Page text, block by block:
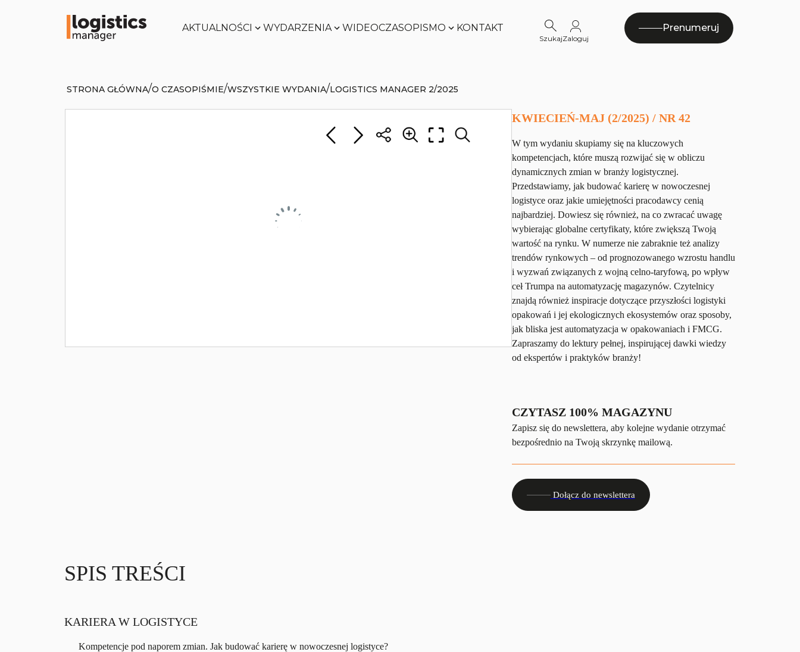
AKTUALNOŚCI WYDARZENIA WIDEOCZASOPISMO KONTAKT
SzukajZaloguj
Prenumeruj
Zobacz Zobacz
STRONA GŁÓWNA/O CZASOPIŚMIE/WSZYSTKIE WYDANIA/LOGISTICS MANAGER 2/2025
KWIECIEŃ-MAJ (2/2025) / NR 42
W tym wydaniu skupiamy się na kluczowych
kompetencjach, które muszą rozwijać się w obliczu
dynamicznych zmian w branży logistycznej.
Przedstawiamy, jak budować karierę w nowoczesnej
logistyce oraz jakie umiejętności pracodawcy cenią
najbardziej. Dowiesz się również, na co zwracać uwagę
wybierając globalne certyfikaty, które zwiększą Twoją
wartość na rynku. W numerze nie zabraknie też analizy
trendów rynkowych – od prognozowanego wzrostu handlu
i wyzwań związanych z wojną celno-taryfową, po wpływ
ceł Trumpa na automatyzację magazynów. Czytelnicy
znajdą również inspiracje dotyczące przyszłości logistyki
opakowań i jej ekologicznych ekosystemów oraz sposoby,
jak bliska jest automatyzacja w opakowaniach i FMCG.
Zapraszamy do lektury pełnej, inspirującej dawki wiedzy
od ekspertów i praktyków branży!
CZYTASZ 100% MAGAZYNU
Zapisz się do newslettera, aby kolejne wydanie otrzymać
bezpośrednio na Twoją skrzynkę mailową.
Dołącz do newslettera
SPIS TREŚCI
KARIERA W LOGISTYCE
Kompetencje pod naporem zmian. Jak budować karierę w nowoczesnej logistyce?